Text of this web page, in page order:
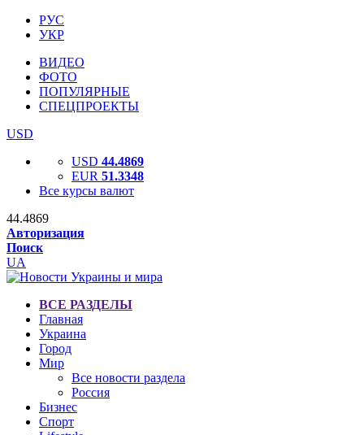
РУС
УКР
ВИДЕО
ФОТО
ПОПУЛЯРНЫЕ
СПЕЦПРОЕКТЫ
USD
USD 44.4869
EUR 51.3348
Все курсы валют
44.4869
Авторизация
Поиск
UA
ВСЕ РАЗДЕЛЫ
Главная
Украина
Город
Мир
Все новости раздела
Россия
Бизнес
Спорт